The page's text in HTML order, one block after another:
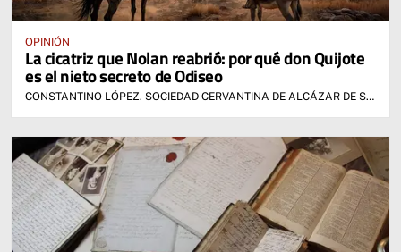
OPINIÓN
La cicatriz que Nolan reabrió: por qué don Quijote
es el nieto secreto de Odiseo
CONSTANTINO LÓPEZ. SOCIEDAD CERVANTINA DE ALCÁZAR DE SAN JUAN